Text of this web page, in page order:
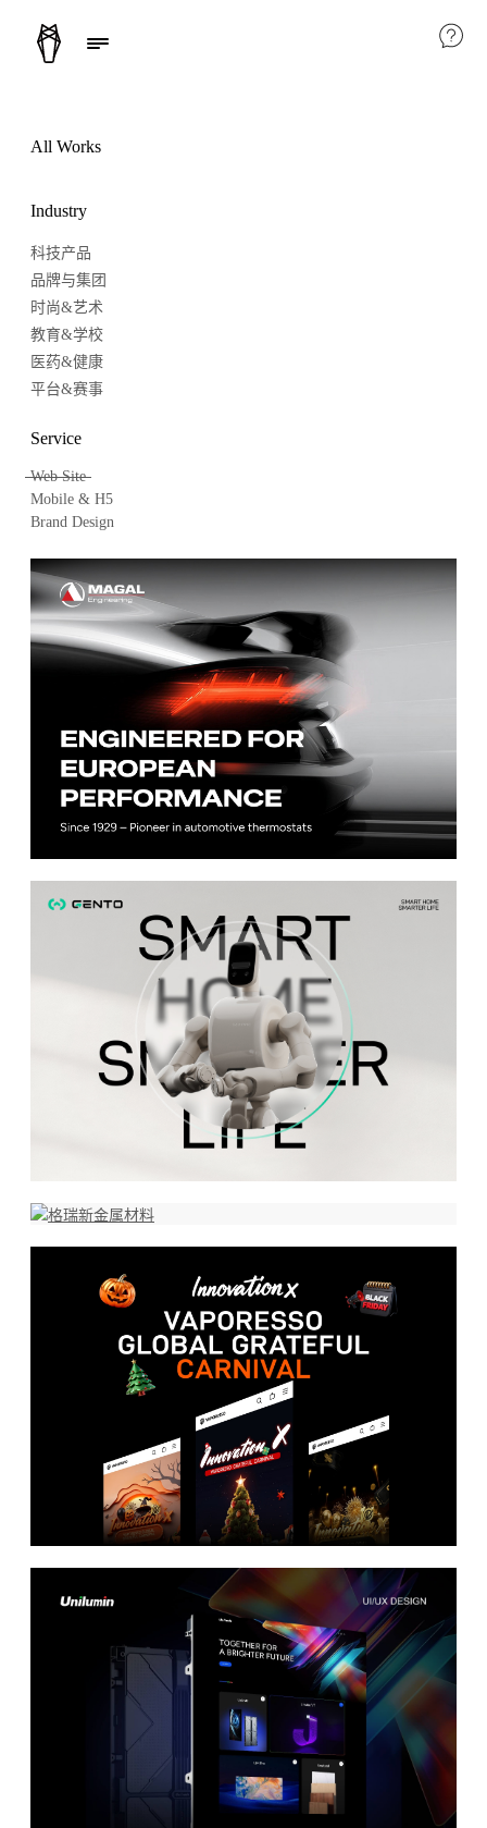
All Works
Industry
科技产品
品牌与集团
时尚&艺术
教育&学校
医药&健康
平台&赛事
Service
Web Site
Mobile & H5
Brand Design